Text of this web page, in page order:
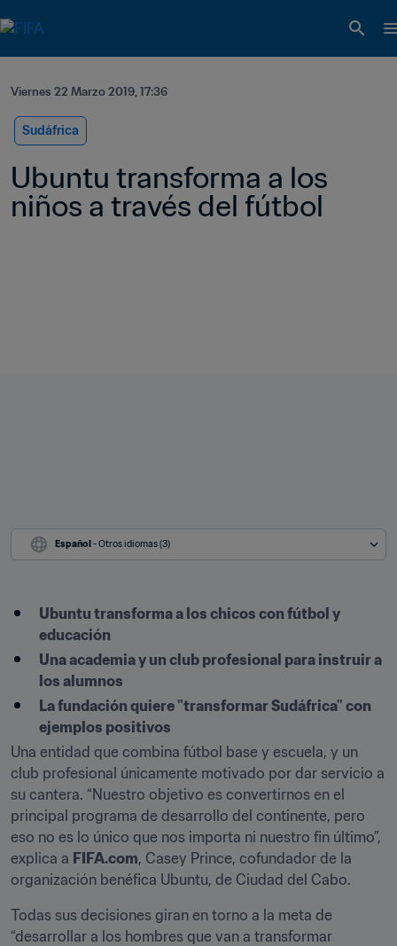
Viernes 22 Marzo 2019, 17:36
Sudáfrica
Ubuntu transforma a los
niños a través del fútbol
Español - Otros idiomas (3)
Ubuntu transforma a los chicos con fútbol y
educación
Una academia y un club profesional para instruir a
los alumnos
La fundación quiere "transformar Sudáfrica" con
ejemplos positivos
Una entidad que combina fútbol base y escuela, y un
club profesional únicamente motivado por dar servicio a
su cantera. “Nuestro objetivo es convertirnos en el
principal programa de desarrollo del continente, pero
eso no es lo único que nos importa ni nuestro fin último”,
explica a FIFA.com, Casey Prince, cofundador de la
organización benéfica Ubuntu, de Ciudad del Cabo.
Todas sus decisiones giran en torno a la meta de
“desarrollar a los hombres que van a transformar